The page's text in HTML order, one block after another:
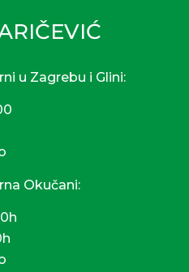
u Zagrebu i Glini:
Okučani: